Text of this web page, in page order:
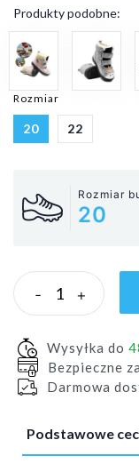
Produkty podobne:
Rozmiar
20 22
Rozmiar
20
- +
Wysyłka do
Bezpieczne
Darmowa
Podstawowe